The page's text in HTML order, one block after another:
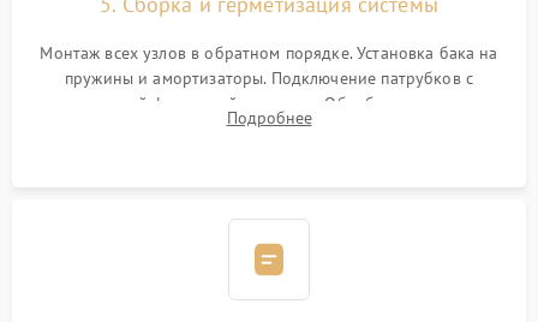
Монтаж всех узлов в обратном порядке. Установка бака на
пружины и амортизаторы. Подключение патрубков с
надежной фиксацией хомутами. Обработка стыков
герметиком для предотвращения возможных протечек воды.
Подробнее